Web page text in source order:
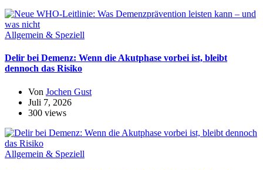
Allgemein & Speziell
Delir bei Demenz: Wenn die Akutphase vorbei ist, bleibt
dennoch das Risiko
Von Jochen Gust
Juli 7, 2026
300 views
Allgemein & Speziell